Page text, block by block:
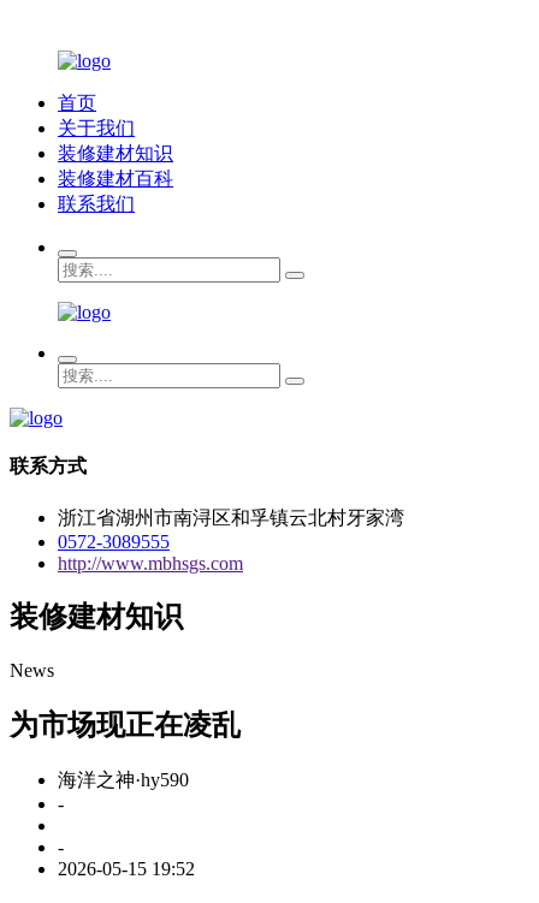
首页
关于我们
装修建材知识
装修建材百科
联系我们
联系方式
浙江省湖州市南浔区和孚镇云北村牙家湾
0572-3089555
http://www.mbhsgs.com
装修建材知识
News
为市场现正在凌乱
海洋之神·hy590
-
-
2026-05-15 19:52